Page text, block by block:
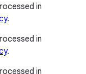
in
.
in
.
in